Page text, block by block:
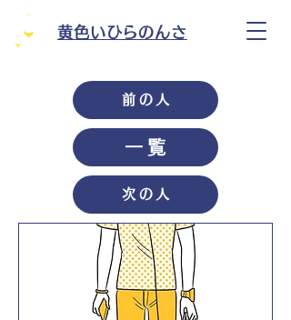
黄色いひらのんさ
前の人
一覧
次の人